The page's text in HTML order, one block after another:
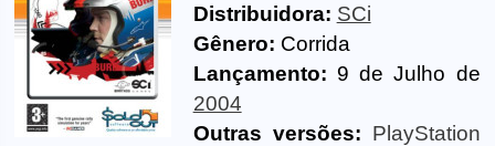
Distribuidora: SCi
Gênero: Corrida
Lançamento: 9 de Julho de
2004
Outras versões: PlayStation